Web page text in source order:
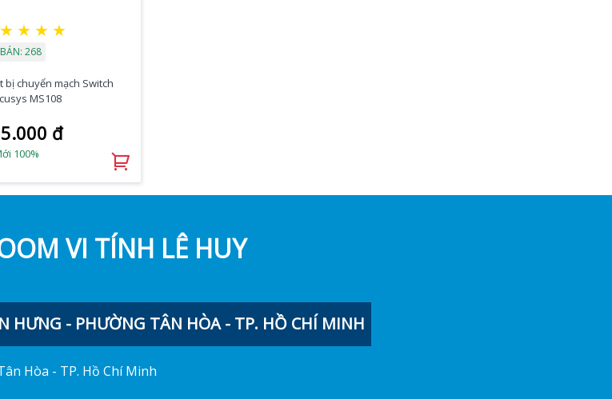
★ ★ ★ ★
268
bị chuyển mạch Switch
MS108
đ
100%
VI TÍNH LÊ HUY
HƯNG - PHƯỜNG TÂN HÒA - TP. HỒ CHÍ MINH
Hòa - TP. Hồ Chí Minh